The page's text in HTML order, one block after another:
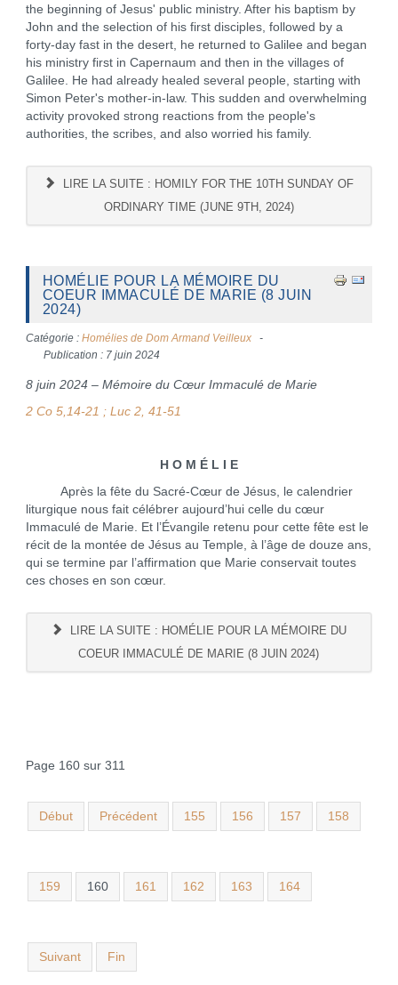
the beginning of Jesus' public ministry. After his baptism by
John and the selection of his first disciples, followed by a
forty-day fast in the desert, he returned to Galilee and began
his ministry first in Capernaum and then in the villages of
Galilee. He had already healed several people, starting with
Simon Peter's mother-in-law. This sudden and overwhelming
activity provoked strong reactions from the people's
authorities, the scribes, and also worried his family.
LIRE LA SUITE : HOMILY FOR THE 10TH SUNDAY OF
ORDINARY TIME (JUNE 9TH, 2024)
HOMÉLIE POUR LA MÉMOIRE DU
COEUR IMMACULÉ DE MARIE (8 JUIN
2024)
Catégorie : Homélies de Dom Armand Veilleux
Publication : 7 juin 2024
8 juin 2024 – Mémoire du Cœur Immaculé de Marie
2 Co 5,14-21 ; Luc 2, 41-51
H O M É L I E
Après la fête du Sacré-Cœur de Jésus, le calendrier
liturgique nous fait célébrer aujourd’hui celle du cœur
Immaculé de Marie. Et l’Évangile retenu pour cette fête est le
récit de la montée de Jésus au Temple, à l’âge de douze ans,
qui se termine par l’affirmation que Marie conservait toutes
ces choses en son cœur.
LIRE LA SUITE : HOMÉLIE POUR LA MÉMOIRE DU
COEUR IMMACULÉ DE MARIE (8 JUIN 2024)
Page 160 sur 311
Début Précédent 155 156 157 158
159 160 161 162 163 164
Suivant Fin